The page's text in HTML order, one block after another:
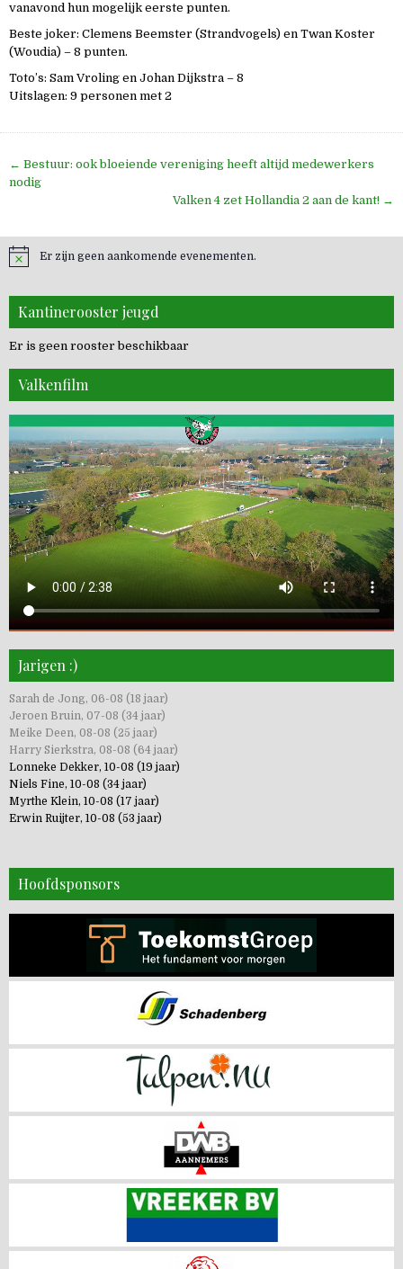
vanavond hun mogelijk eerste punten.
Beste joker: Clemens Beemster (Strandvogels) en Twan Koster
(Woudia) – 8 punten.
Toto’s: Sam Vroling en Johan Dijkstra – 8
Uitslagen: 9 personen met 2
Bericht
navigatie
← Bestuur: ook bloeiende vereniging heeft altijd medewerkers
nodig
Valken 4 zet Hollandia 2 aan de kant! →
Er zijn geen aankomende evenementen.
Kantinerooster jeugd
Er is geen rooster beschikbaar
Valkenfilm
Jarigen :)
Sarah de Jong, 06-08 (18 jaar)
Jeroen Bruin, 07-08 (34 jaar)
Meike Deen, 08-08 (25 jaar)
Harry Sierkstra, 08-08 (64 jaar)
Lonneke Dekker, 10-08 (19 jaar)
Niels Fine, 10-08 (34 jaar)
Myrthe Klein, 10-08 (17 jaar)
Erwin Ruijter, 10-08 (53 jaar)
Hoofdsponsors